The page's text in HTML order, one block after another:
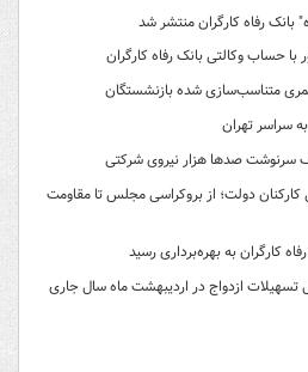
بانک رفاه کارگران منتشر شد
حساب وکالتی بانک رفاه کارگران
متناسب‌سازی شده بازنشستگان
سراسر تهران
سرنوشت صدها هزار نیروی شرکتی
دولت؛ از بروکراسی مجلس تا مقاومت
کارگران به بهره‌برداری رسید
میلیارد ریال تسهیلات ازدواج در اردیبهشت ماه سال جاری